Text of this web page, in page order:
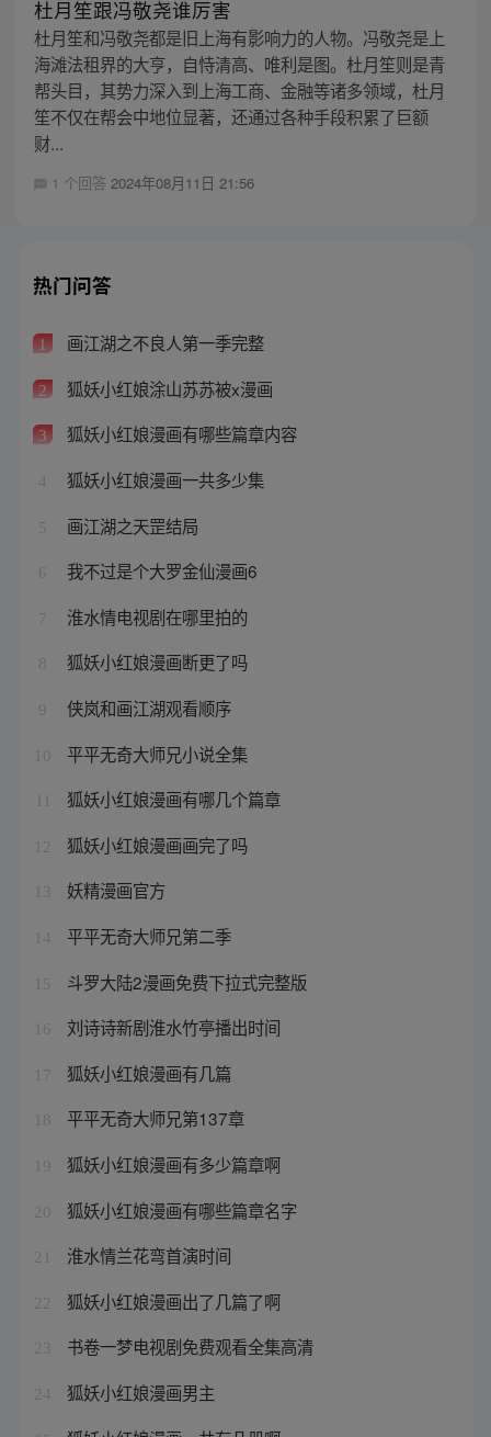
杜月笙跟冯敬尧谁厉害
杜月笙和冯敬尧都是旧上海有影响力的人物。冯敬尧是上
海滩法租界的大亨，自恃清高、唯利是图。杜月笙则是青
帮头目，其势力深入到上海工商、金融等诸多领域，杜月
笙不仅在帮会中地位显著，还通过各种手段积累了巨额
财...
1 个回答 2024年08月11日 21:56
热门问答
1 画江湖之不良人第一季完整
2 狐妖小红娘涂山苏苏被x漫画
3 狐妖小红娘漫画有哪些篇章内容
4 狐妖小红娘漫画一共多少集
5 画江湖之天罡结局
6 我不过是个大罗金仙漫画6
7 淮水情电视剧在哪里拍的
8 狐妖小红娘漫画断更了吗
9 侠岚和画江湖观看顺序
10 平平无奇大师兄小说全集
狐妖小红娘漫画有哪几个篇章
12 狐妖小红娘漫画画完了吗
13 妖精漫画官方
14 平平无奇大师兄第二季
15 斗罗大陆2漫画免费下拉式完整版
16 刘诗诗新剧淮水竹亭播出时间
17 狐妖小红娘漫画有几篇
18 平平无奇大师兄第137章
19 狐妖小红娘漫画有多少篇章啊
20 狐妖小红娘漫画有哪些篇章名字
21 淮水情兰花弯首演时间
22 狐妖小红娘漫画出了几篇了啊
23 书卷一梦电视剧免费观看全集高清
24 狐妖小红娘漫画男主